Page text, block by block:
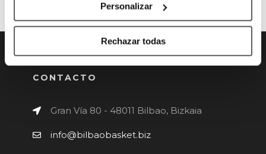
Personalizar
Rechazar todas
CONTACTO
Gran Vía 80 - 48011 Bilbao, Bizkaia
info@bilbaobasket.biz